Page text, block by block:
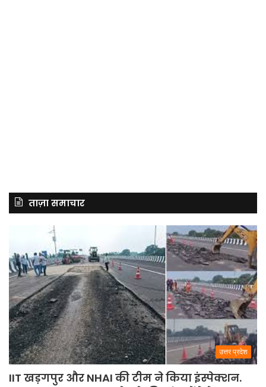
ताज़ा समाचार
उत्तर प्रदेश
IIT खड़गपुर और NHAI की टीम ने किया इंस्पेक्शन.